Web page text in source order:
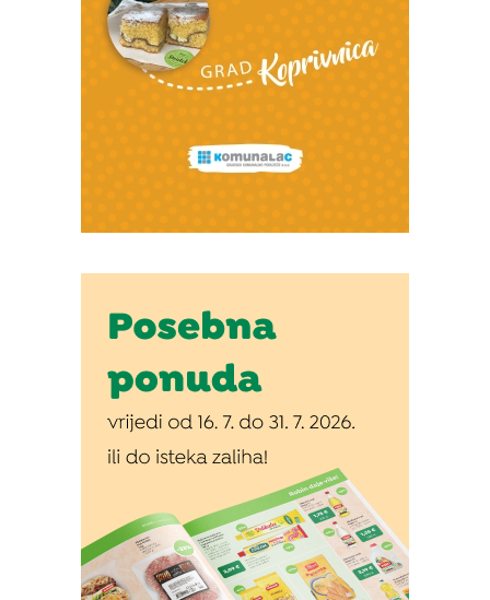
Izvor: Općina Đelekovec (Zdravko Vuljak)
Izvor: Općina Đelekovec (Zdravko Vuljak)